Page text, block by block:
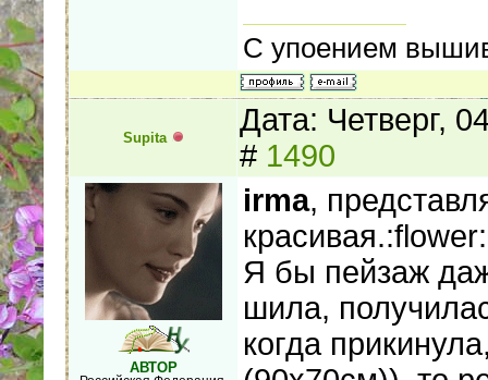
С упоением
Supita
Дата: Четверг,
# 1490
АВТОР
irma,
красивая.:flower:
Я бы пейзаж
шила,
когда